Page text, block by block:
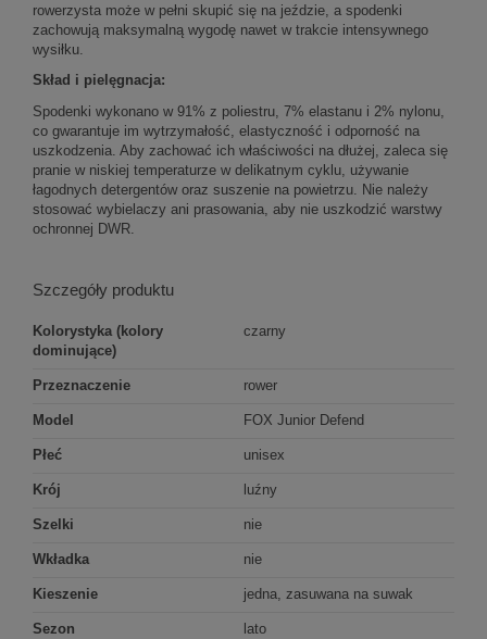
rowerzysta może w pełni skupić się na jeździe, a spodenki
zachowują maksymalną wygodę nawet w trakcie intensywnego
wysiłku.
Skład i pielęgnacja:
Spodenki wykonano w 91% z poliestru, 7% elastanu i 2% nylonu,
co gwarantuje im wytrzymałość, elastyczność i odporność na
uszkodzenia. Aby zachować ich właściwości na dłużej, zaleca się
pranie w niskiej temperaturze w delikatnym cyklu, używanie
łagodnych detergentów oraz suszenie na powietrzu. Nie należy
stosować wybielaczy ani prasowania, aby nie uszkodzić warstwy
ochronnej DWR.
Szczegóły produktu
Kolorystyka (kolory
dominujące)
czarny
Przeznaczenie rower
Model FOX Junior Defend
Płeć unisex
Krój luźny
Szelki nie
Wkładka nie
Kieszenie jedna, zasuwana na suwak
Sezon
lato